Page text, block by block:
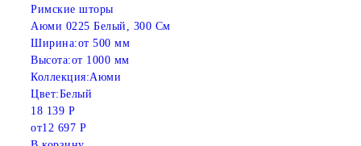
Римские шторы
Аюми 0225 Белый, 300 См
Ширина:от 500 мм
Высота:от 1000 мм
Коллекция:Аюми
Цвет:Белый
18 139 Р
от12 697 Р